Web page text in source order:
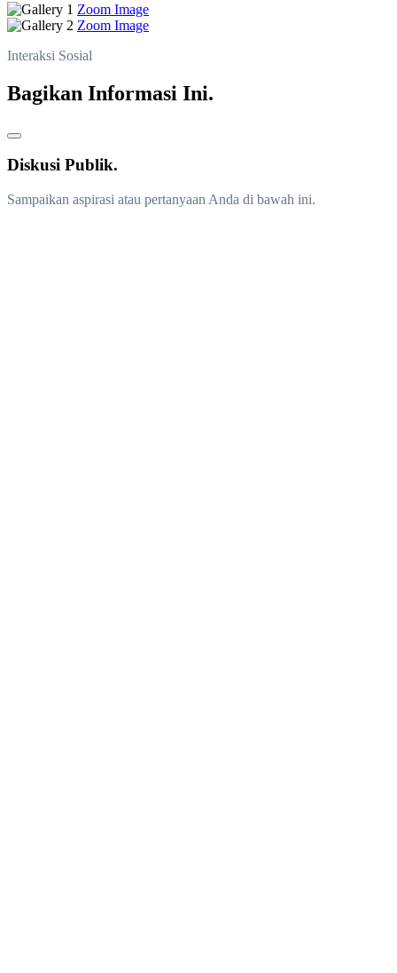
Zoom Image
Zoom Image
Interaksi Sosial
Bagikan Informasi Ini.
Diskusi Publik.
Sampaikan aspirasi atau pertanyaan Anda di bawah ini.